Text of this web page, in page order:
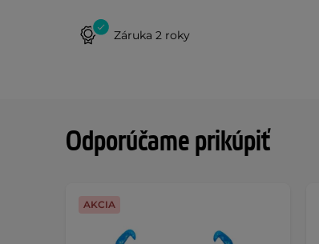
Záruka 2 roky
Odporúčame prikúpiť
AKCIA